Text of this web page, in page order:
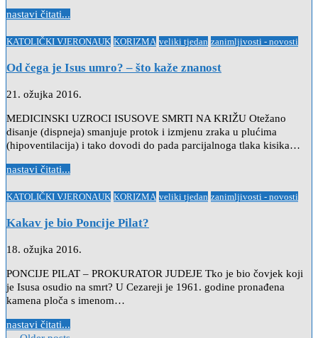
nastavi čitati...
Posted
KATOLIČKI VJERONAUK KORIZMA veliki tjedan zanimljivosti - novosti
Od čega je Isus umro? – što kaže znanost
21. ožujka 2016.
MEDICINSKI UZROCI ISUSOVE SMRTI NA KRIŽU Otežano
disanje (dispneja) smanjuje protok i izmjenu zraka u plućima
(hipoventilacija) i tako dovodi do pada parcijalnoga tlaka kisika…
nastavi čitati...
Posted
KATOLIČKI VJERONAUK KORIZMA veliki tjedan zanimljivosti - novosti
Kakav je bio Poncije Pilat?
18. ožujka 2016.
PONCIJE PILAT – PROKURATOR JUDEJE Tko je bio čovjek koji
je Isusa osudio na smrt? U Cezareji je 1961. godine pronađena
kamena ploča s imenom…
nastavi čitati...